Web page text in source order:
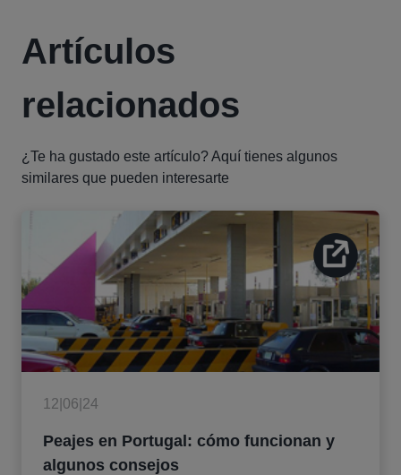
Artículos
relacionados
¿Te ha gustado este artículo? Aquí tienes algunos
similares que pueden interesarte
12|06|24
Peajes en Portugal: cómo funcionan y
algunos consejos